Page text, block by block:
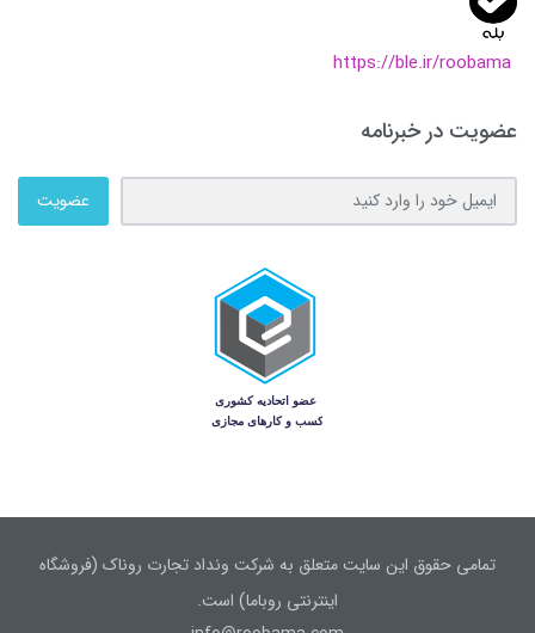
https://ble.ir/roobama
عضویت در خبرنامه
عضویت
تمامی حقوق این سایت متعلق به شرکت ونداد تجارت روناک (فروشگاه
اینترنتی روباما) است.